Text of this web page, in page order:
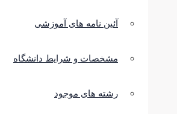
آئین نامه های آموزشی
مشخصات و شرایط دانشگاه
رشته های موجود